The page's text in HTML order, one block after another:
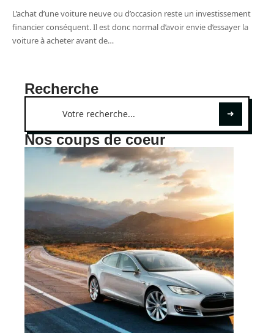
L’achat d’une voiture neuve ou d’occasion reste un investissement
financier conséquent. Il est donc normal d’avoir envie d’essayer la
voiture à acheter avant de…
Recherche
Nos coups de coeur